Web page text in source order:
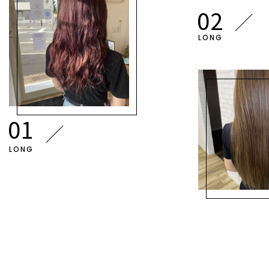
LONG
LONG